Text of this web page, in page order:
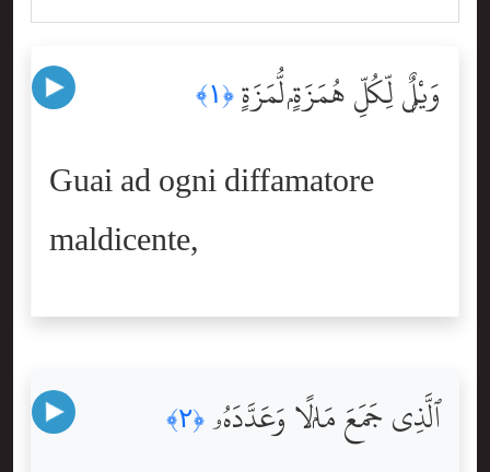
وَيْلٌۭ لِّكُلِّ هُمَزَةٍۢ لُّمَزَةٍ ﴿١﴾
Guai ad ogni diffamatore
maldicente,
ٱلَّذِى جَمَعَ مَالًۭا وَعَدَّدَهُۥ ﴿٢﴾